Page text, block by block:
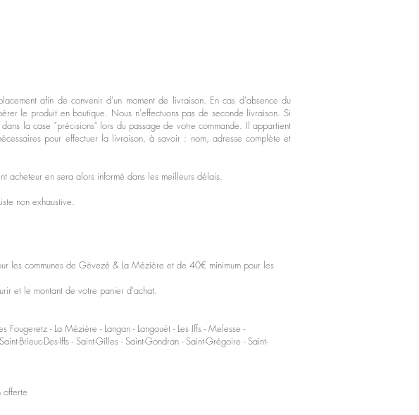
afin de convenir d'un moment de livraison. En cas d'absence du
le produit en boutique. Nous n'effectuons pas de seconde livraison. Si
la case "précisions" lors du passage de votre commande. Il appartient
pour effectuer la livraison, à savoir : nom, adresse complète et
acheteur en sera alors informé dans les meilleurs délais.
non exhaustive.​
les communes de Gévezé & La Mézière et de 40€ minimum pour les
et le montant de votre panier d'achat.
- La Mézière - Langan - Langouët - Les Iffs - Melesse -
Brieuc-Des-Iffs - Saint-Gilles - Saint-Gondran - Saint-Grégoire - Saint-